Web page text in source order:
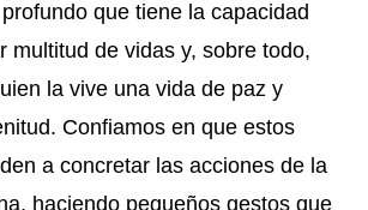
que tiene la capacidad
multitud de vidas y, sobre todo,
la vive una vida de paz y
Confiamos en que estos
a concretar las acciones de la
haciendo pequeños gestos que